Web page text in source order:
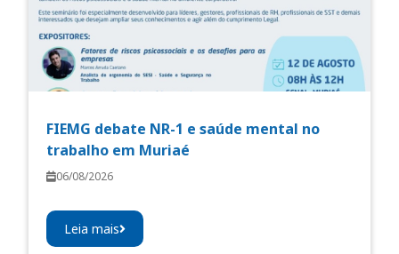
FIEMG debate NR-1 e saúde mental no
trabalho em Muriaé
06/08/2026
Leia mais